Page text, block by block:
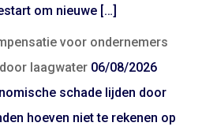
om nieuwe […]
voor ondernemers
laagwater 06/08/2026
schade lijden door
hoeven niet te rekenen op